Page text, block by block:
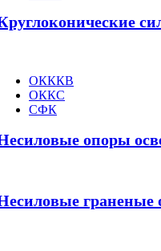
ОКККВ
ОККС
СФК
опоры
граненые